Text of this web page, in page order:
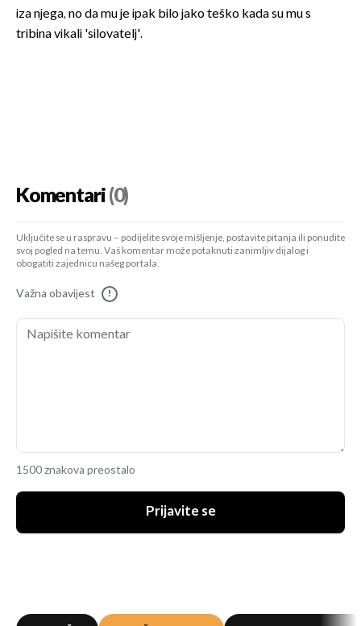
iza njega, no da mu je ipak bilo jako teško kada su mu s
tribina vikali 'silovatelj'.
Komentari(0)
Uključite se u raspravu – podijelite svoje mišljenje, postavite pitanja ili ponudite
svoj pogled na temu. Vaš komentar može potaknuti zanimljiv dijalog i
obogatiti zajednicu našeg portala.
Važna obavijest !
1500 znakova preostalo
Prijavite se